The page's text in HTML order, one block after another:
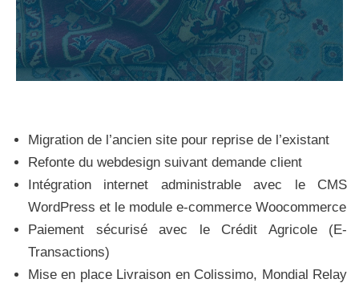
Migration de l’ancien site pour reprise de l’existant
Refonte du webdesign suivant demande client
Intégration internet administrable avec le CMS
WordPress et le module e-commerce Woocommerce
Paiement sécurisé avec le Crédit Agricole (E-
Transactions)
Mise en place Livraison en Colissimo, Mondial Relay